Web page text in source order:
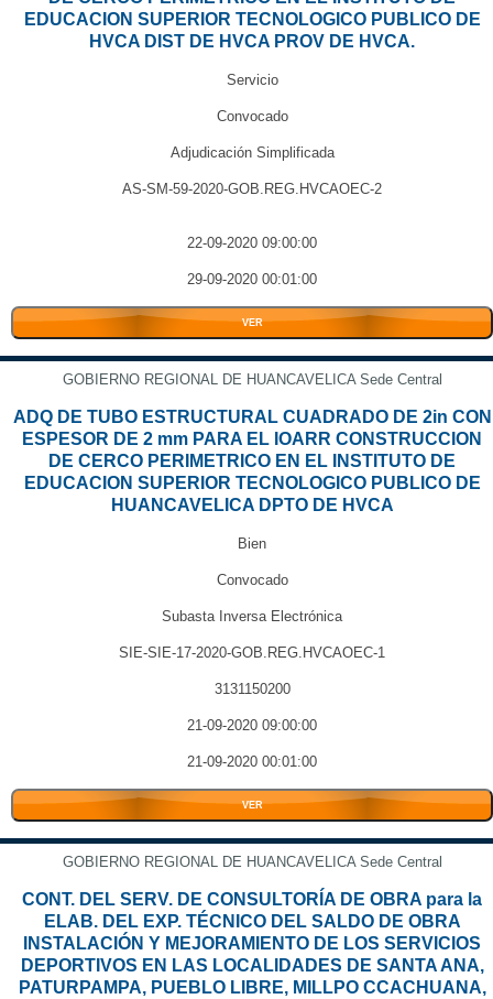
EDUCACION SUPERIOR TECNOLOGICO PUBLICO DE
HVCA DIST DE HVCA PROV DE HVCA.
Servicio
Convocado
Adjudicación Simplificada
AS-SM-59-2020-GOB.REG.HVCAOEC-2
22-09-2020 09:00:00
29-09-2020 00:01:00
VER
GOBIERNO REGIONAL DE HUANCAVELICA Sede Central
ADQ DE TUBO ESTRUCTURAL CUADRADO DE 2in CON
ESPESOR DE 2 mm PARA EL IOARR CONSTRUCCION
DE CERCO PERIMETRICO EN EL INSTITUTO DE
EDUCACION SUPERIOR TECNOLOGICO PUBLICO DE
HUANCAVELICA DPTO DE HVCA
Bien
Convocado
Subasta Inversa Electrónica
SIE-SIE-17-2020-GOB.REG.HVCAOEC-1
3131150200
21-09-2020 09:00:00
21-09-2020 00:01:00
VER
GOBIERNO REGIONAL DE HUANCAVELICA Sede Central
CONT. DEL SERV. DE CONSULTORÍA DE OBRA para la
ELAB. DEL EXP. TÉCNICO DEL SALDO DE OBRA
INSTALACIÓN Y MEJORAMIENTO DE LOS SERVICIOS
DEPORTIVOS EN LAS LOCALIDADES DE SANTA ANA,
PATURPAMPA, PUEBLO LIBRE, MILLPO CCACHUANA,